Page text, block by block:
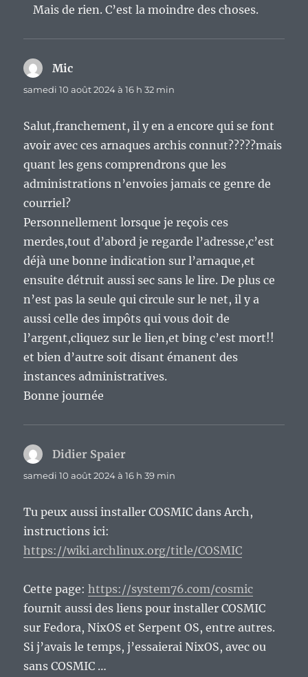
Mais de rien. C’est la moindre des choses.
Mic
samedi 10 août 2024 à 16 h 32 min
Salut,franchement, il y en a encore qui se font
avoir avec ces arnaques archis connut?????mais
quant les gens comprendrons que les
administrations n’envoies jamais ce genre de
courriel?
Personnellement lorsque je reçois ces
merdes,tout d’abord je regarde l’adresse,c’est
déjà une bonne indication sur l’arnaque,et
ensuite détruit aussi sec sans le lire. De plus ce
n’est pas la seule qui circule sur le net, il y a
aussi celle des impôts qui vous doit de
l’argent,cliquez sur le lien,et bing c’est mort!!
et bien d’autre soit disant émanent des
instances administratives.
Bonne journée
Didier Spaier
samedi 10 août 2024 à 16 h 39 min
Tu peux aussi installer COSMIC dans Arch,
instructions ici:
https://wiki.archlinux.org/title/COSMIC
Cette page:https://system76.com/cosmic
fournit aussi des liens pour installer COSMIC
sur Fedora, NixOS et Serpent OS, entre autres.
Si j’avais le temps, j’essaierai NixOS, avec ou
sans COSMIC …